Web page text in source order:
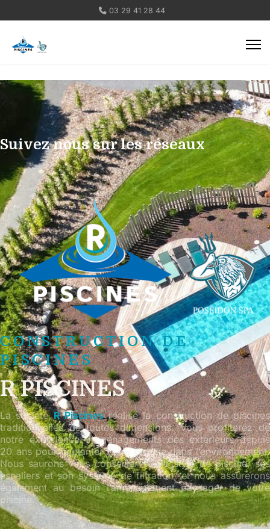
03 29 41 28 44
Suivez nous sur les réseaux
CONSTRUCTION DE
PISCINES
R PISCINES
La sociétéR Piscinesréalise la construction de piscines
traditionnelles de toutes dimensions. Vous profiterez de
notre expérience d’aménagements des extérieurs depuis
20 ans pour implanter votre piscine dans l’environnement.
Nous saurons vous conseiller sur le style de piscine, ses
escaliers et son système de filtration, et nous assurerons
également au besoin l’aménagement paysager de votre
piscine.